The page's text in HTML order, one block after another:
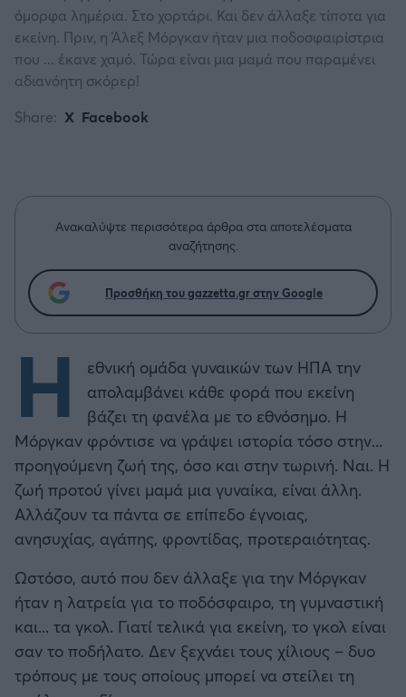
όμορφα λημέρια. Στο χορτάρι. Και δεν άλλαξε τίποτα για
εκείνη. Πριν, η Άλεξ Μόργκαν ήταν μια ποδοσφαιρίστρια
που ... έκανε χαμό. Τώρα είναι μια μαμά που παραμένει
αδιανόητη σκόρερ!
Share: X Facebook
Ανακαλύψτε περισσότερα άρθρα στα αποτελέσματα
αναζήτησης.
Προσθήκη του gazzetta.gr στην Google
Η
εθνική ομάδα γυναικών των ΗΠΑ την
απολαμβάνει κάθε φορά που εκείνη
βάζει τη φανέλα με το εθνόσημο. Η
Μόργκαν φρόντισε να γράψει ιστορία τόσο στην...
προηγούμενη ζωή της, όσο και στην τωρινή. Ναι. Η
ζωή προτού γίνει μαμά μια γυναίκα, είναι άλλη.
Αλλάζουν τα πάντα σε επίπεδο έγνοιας,
ανησυχίας, αγάπης, φροντίδας, προτεραιότητας.
Ωστόσο, αυτό που δεν άλλαξε για την Μόργκαν
ήταν η λατρεία για το ποδόσφαιρο, τη γυμναστική
και... τα γκολ. Γιατί τελικά για εκείνη, το γκολ είναι
σαν το ποδήλατο. Δεν ξεχνάει τους χίλιους – δυο
τρόπους με τους οποίους μπορεί να στείλει τη